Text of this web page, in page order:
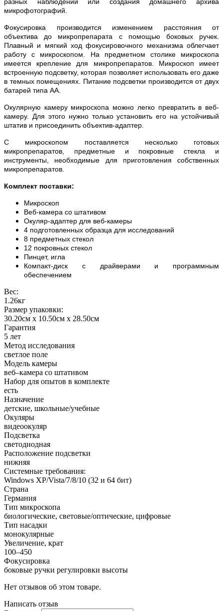
микрофотографий.
Фокусировка производится изменением расстояния от
объектива до микропрепарата с помощью боковых ручек.
Плавный и мягкий ход фокусировочного механизма облегчает
работу с микроскопом. На предметном столике микроскопа
имеется крепление для микропрепаратов. Микроскоп имеет
встроенную подсветку, которая позволяет использовать его даже
в темных помещениях. Питание подсветки производится от двух
батарей типа АА.
Окулярную камеру микроскопа можно легко превратить в веб-
камеру. Для этого нужно только установить его на устойчивый
штатив и присоединить объектив-адаптер.
С микроскопом поставляется несколько готовых
микропрепаратов, предметные и покровные стекла и
инструменты, необходимые для приготовления собственных
микропрепаратов.
Комплект поставки:
Микроскоп
Веб-камера со штативом
Окуляр-адаптер для веб-камеры
4 подготовленных образца для исследований
8 предметных стекол
12 покровных стекол
Пинцет, игла
Компакт-диск с драйверами и программным
обеспечением
Вес:
1.26кг
Размер упаковки:
30.20см x 10.50см x 28.50см
Гарантия
5 лет
Метод исследования
светлое поле
Модель камеры
веб–камера со штативом
Набор для опытов в комплекте
есть
Назначение
детские, школьные/учебные
Окуляры
видеоокуляр
Подсветка
светодиодная
Расположение подсветки
нижняя
Системные требования:
Windows XP/Vista/7/8/10 (32 и 64 бит)
Страна
Германия
Тип микроскопа
биологические, световые/оптические, цифровые
Тип насадки
монокулярные
Увеличение, крат
100–450
Фокусировка
боковые ручки регулировки высоты
Нет отзывов об этом товаре.
Написать отзыв